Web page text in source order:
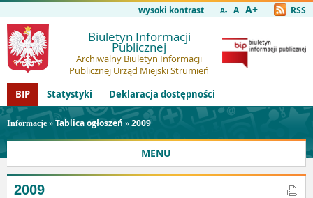
wysoki kontrast A- A A+ RSS
Biuletyn Informacji
Publicznej
Archiwalny Biuletyn Informacji
Publicznej Urząd Miejski Strumień
BIP
Statystyki Deklaracja dostępności
Informacje »Tablica ogłoszeń »2009
MENU
2009